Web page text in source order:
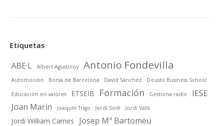
Etiquetas
ABE·L Albert Agustinoy Antonio Fondevilla
Automoción Borsa de Barcelona David Sánchez Deusto Business School
Educación en valores ETSEIB Formación Gestiona radio
IESE
Joan Marín
Joaquín Trigo Jordi Solé Jordi Valls
Jordi William Carnes Josep Mª Bartomeu